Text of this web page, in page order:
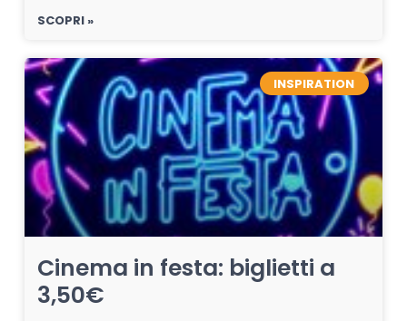
SCOPRI »
INSPIRATION
Cinema in festa: biglietti a
3,50€